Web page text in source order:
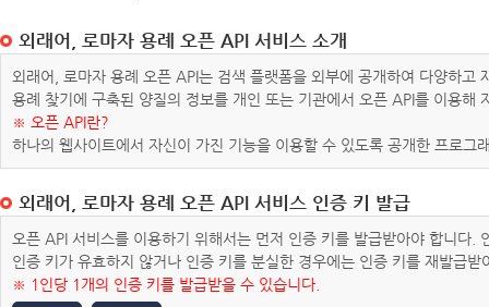
외래어, 로마자 용례 오픈 API 서비스 소개
외래어, 로마자 용례 오픈 API는 검색 플랫폼을 외부에 공개하여 다양하
용례 찾기에 구축된 양질의 정보를 개인 또는 기관에서 오픈 API를 이용해
※ 오픈 API란?
하나의 웹사이트에서 자신이 가진 기능을 이용할 수 있도록 공개한 프로그
외래어, 로마자 용례 오픈 API 서비스 인증 키 발급
오픈 API 서비스를 이용하기 위해서는 먼저 인증 키를 발급받아야 합니다
인증 키가 유효하지 않거나 인증 키를 분실한 경우에는 인증 키를 재발급받
※ 1인당 1개의 인증 키를 발급받을 수 있습니다.